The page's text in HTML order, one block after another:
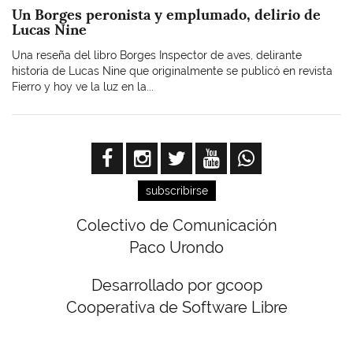
Un Borges peronista y emplumado, delirio de
Lucas Nine
Una reseña del libro Borges Inspector de aves, delirante
historia de Lucas Nine que originalmente se publicó en revista
Fierro y hoy ve la luz en la...
subscribirse
Colectivo de Comunicación
Paco Urondo
Desarrollado por gcoop
Cooperativa de Software Libre